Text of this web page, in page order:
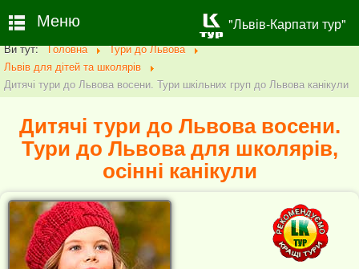
Ви тут: Головна
Тури до Львова
Львів для дітей та школярів
Дитячі тури до Львова восени. Тури шкільних груп до Львова канікули
Дитячі тури до Львова восени.
Тури до Львова для школярів,
осінні канікули
Меню "Львів-Карпати тур"